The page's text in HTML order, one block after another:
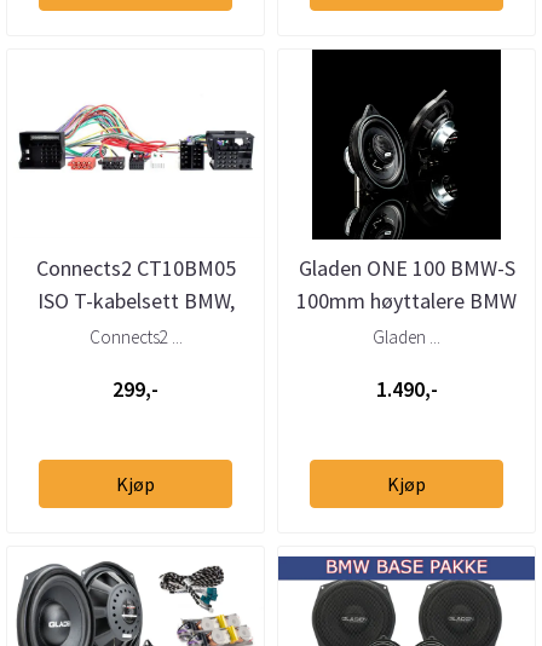
Connects2 CT10BM05
ISO T-kabelsett BMW,
Mini (2009–>)
Connects2 ...
299,-
Kjøp
Gladen ONE 100 BMW-S
100mm høyttalere BMW
Gladen ...
1.490,-
Kjøp